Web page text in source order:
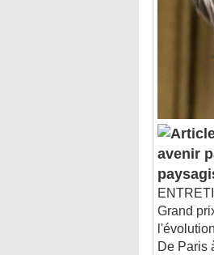
avenir
Grand
De Paris
rôle ...